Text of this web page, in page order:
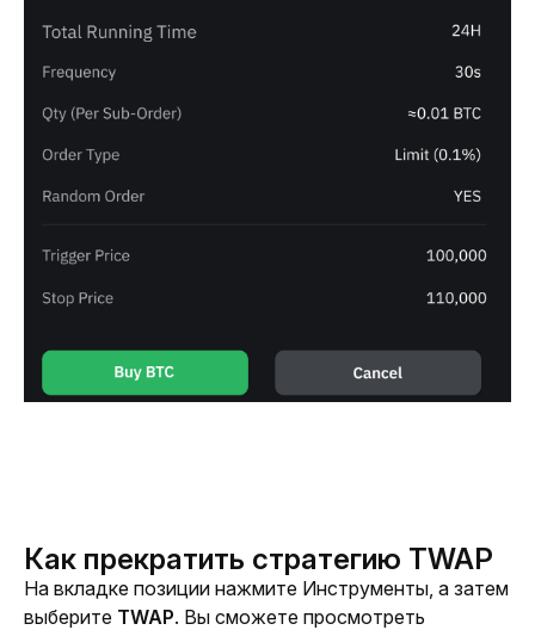
Как прекратить стратегию TWAP
На вкладке позиции нажмите Инструменты, а затем
выберите TWAP. Вы сможете просмотреть